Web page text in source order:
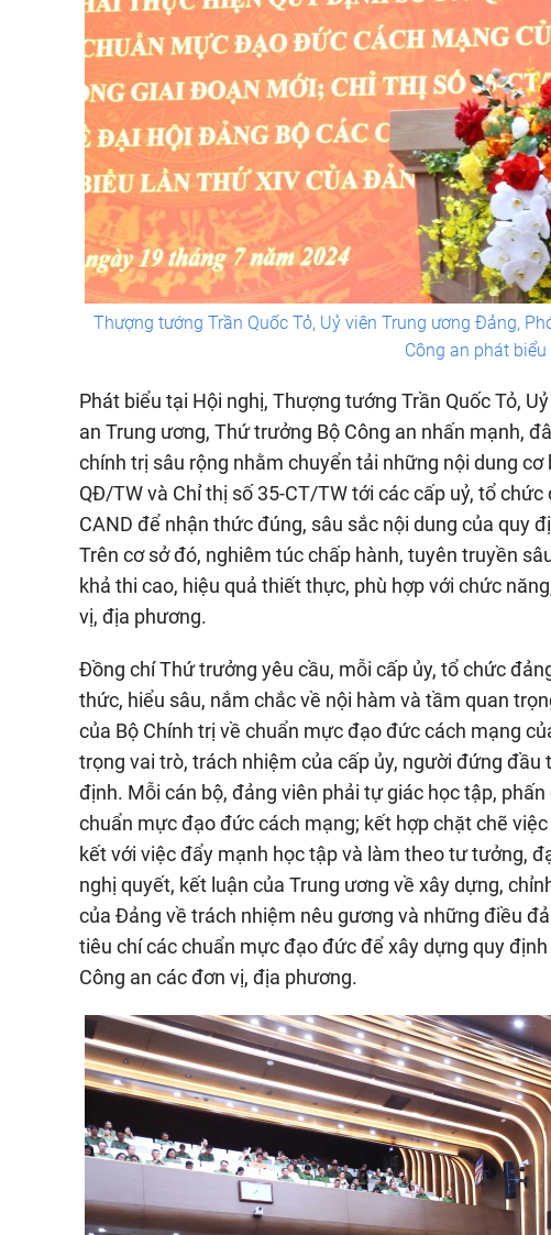
Thượng tướng Trần Quốc Tỏ, Uỷ viên Trung ương Đảng,
Công an phát
Phát biểu tại Hội nghị, Thượng tướng Trần Quốc Tỏ,
an Trung ương, Thứ trưởng Bộ Công an nhấn mạnh,
chính trị sâu rộng nhằm chuyển tải những nội dung
QĐ/TW và Chỉ thị số 35-CT/TW tới các cấp uỷ, tổ
CAND để nhận thức đúng, sâu sắc nội dung của quy
Trên cơ sở đó, nghiêm túc chấp hành, tuyên truyền
khả thi cao, hiệu quả thiết thực, phù hợp với chức
vị, địa phương.
Đồng chí Thứ trưởng yêu cầu, mỗi cấp ủy, tổ chức
thức, hiểu sâu, nắm chắc về nội hàm và tầm quan
của Bộ Chính trị về chuẩn mực đạo đức cách mạng
trọng vai trò, trách nhiệm của cấp ủy, người đứng
định. Mỗi cán bộ, đảng viên phải tự giác học tập, phấn
chuẩn mực đạo đức cách mạng; kết hợp chặt chẽ
kết với việc đẩy mạnh học tập và làm theo tư tưởng,
nghị quyết, kết luận của Trung ương về xây dựng,
của Đảng về trách nhiệm nêu gương và những điều
tiêu chí các chuẩn mực đạo đức để xây dựng quy
Công an các đơn vị, địa phương.